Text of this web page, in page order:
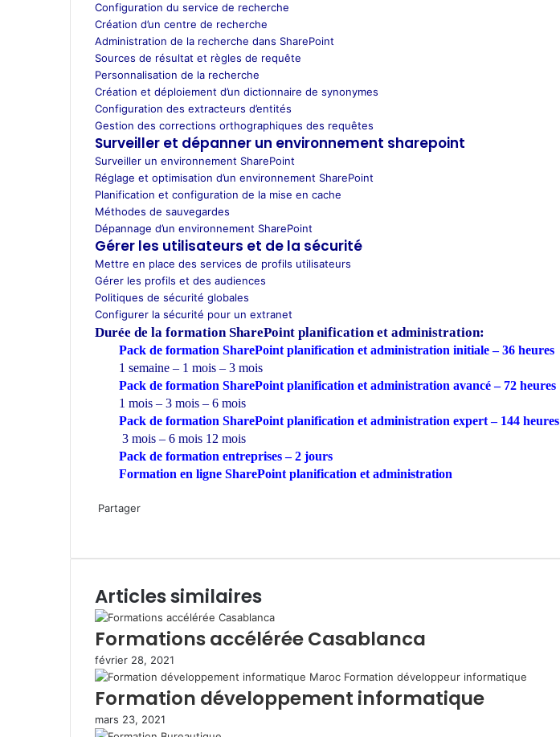
Configuration du service de recherche
Création d’un centre de recherche
Administration de la recherche dans SharePoint
Sources de résultat et règles de requête
Personnalisation de la recherche
Création et déploiement d’un dictionnaire de synonymes
Configuration des extracteurs d’entités
Gestion des corrections orthographiques des requêtes
Surveiller et dépanner un environnement sharepoint
Surveiller un environnement SharePoint
Réglage et optimisation d’un environnement SharePoint
Planification et configuration de la mise en cache
Méthodes de sauvegardes
Dépannage d’un environnement SharePoint
Gérer les utilisateurs et de la sécurité
Mettre en place des services de profils utilisateurs
Gérer les profils et des audiences
Politiques de sécurité globales
Configurer la sécurité pour un extranet
Durée de la formationSharePoint planification et administration:
Pack de formation SharePoint planification et administration initiale – 36 heures
1 semaine – 1 mois – 3 mois
Pack de formation SharePoint planification et administration avancé – 72 heures
1 mois – 3 mois – 6 mois
Pack de formation SharePoint planification et administration expert – 144 heures
3 mois – 6 mois 12 mois
Pack de formation entreprises– 2 jours
Formation en ligne SharePoint planification et administration
h
s
p
p
Partager
c
b
o
o
k
i
t
e
r
n
e
d
i
n
n
e
s
t
a
s
p
r
a
r
p
a
r
m
p
i
r
Articles similaires
Formations accélérée Casablanca
février 28, 2021
Formation développement informatique
mars 23, 2021